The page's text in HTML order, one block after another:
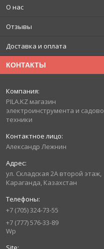
О нас
Отзывы
Доставка и оплата
КОНТАКТЫ
PILA.KZ магазин
электроинструмента и
техники
Александр Лежнин
ул. Складская 2А второй этаж,
Караганда, Казахстан
+7 (705) 324-73-55
+7 (777) 576-33-89
Wp